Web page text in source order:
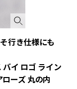
行き仕様にも
バイ ロゴ ライン
ーズ 丸の内